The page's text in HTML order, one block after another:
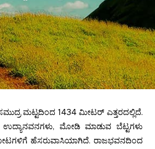
ಮಟ್ಟದಿಂದ 1434 ಮೀಟರ್ ಎತ್ತರದಲ್ಲಿದೆ.
ಉದ್ಯಾನವನಗಳು, ಮೋಡಿ ಮಾಡುವ ಬೆಟ್ಟಗಳು
ಹೆಸರುವಾಸಿಯಾಗಿದೆ. ರಾಜಭವನದಿಂದ